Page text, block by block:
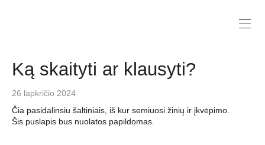
Ką skaityti ar klausyti?
26 lapkričio 2024
Čia pasidalinsiu šaltiniais, iš kur semiuosi žinių ir įkvėpimo.
Šis puslapis bus nuolatos papildomas.